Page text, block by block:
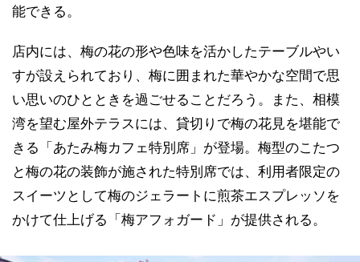
能できる。
店内には、梅の花の形や色味を活かしたテーブルやい
すが設えられており、梅に囲まれた華やかな空間で思
い思いのひとときを過ごせることだろう。また、相模
湾を望む屋外テラスには、貸切りで梅の花見を堪能で
きる「あたみ梅カフェ特別席」が登場。梅型のこたつ
と梅の花の装飾が施された特別席では、利用者限定の
スイーツとして梅のジェラートに煎茶エスプレッソを
かけて仕上げる「梅アフォガード」が提供される。